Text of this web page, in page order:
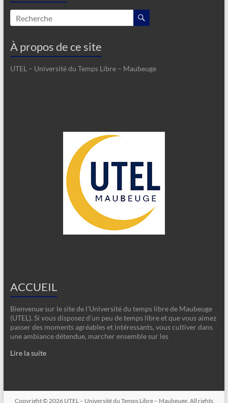
À propos de ce site
UTEL – Université du Temps Libre – Maubeuge
ACCUEIL
Bienvenue sur le site de l’Université du temps libre de Maubeuge
(UTEL). Si vous disposez d’un peu de temps libre et que vous aimez
passer des moments agréables et intéressants, vous cultiver dans
une ambiance détendue, marcher ensemble sur les
Lire la suite
Copyright © 2026 UTEL – Université du Temps Libre – Maubeuge. All rights